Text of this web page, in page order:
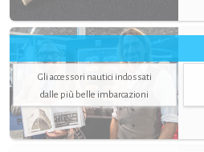
Gli accessori nautici indossati
dalle più belle imbarcazioni